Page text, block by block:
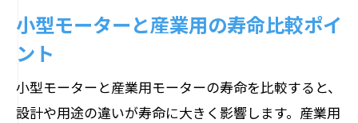
小型モーターと産業用の寿命比較ポイ
ント
小型モーターと産業用モーターの寿命を比較すると、
設計や用途の違いが寿命に大きく影響します。産業用